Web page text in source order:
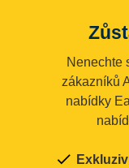
Nenechte
zákazníků
nabídky